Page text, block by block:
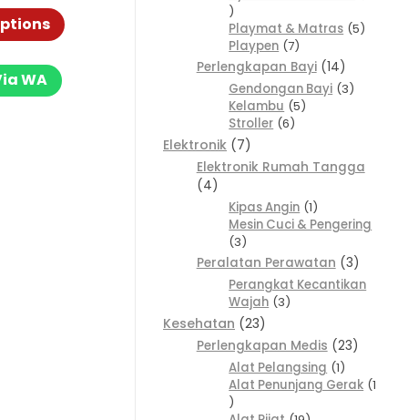
WA
Playmat & Matras 5
Playpen 7
Perlengkapan Bayi 14
Gendongan Bayi 3
Kelambu 5
Stroller 6
Elektronik 7
Elektronik Rumah Tangga
4
Kipas Angin 1
Mesin Cuci & Pengering
3
Peralatan Perawatan
3
Perangkat Kecantikan
Wajah 3
Kesehatan 23
Perlengkapan Medis
23
Alat Pelangsing 1
Alat Penunjang Gerak 1